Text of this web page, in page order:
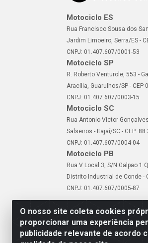
O nosso site coleta cookies
proporcionar uma experiência
publicidade relevante de acordo
Motociclo ES
Rua Francisco Sousa dos
Jardim Limoeiro, Serra/ES -
CNPJ: 01.407.607/0001-53
Motociclo SP
R. Roberto Venturole, 553 -
Aracília, Guarulhos/SP - CEP
CNPJ: 01.407.607/0003-15
Motociclo SC
Rua Antonio Victor
Salseiros - Itajaí/SC - CEP:
CNPJ: 01.407.607/0004-04
Motociclo PB
Rua V Local 3, S/N Galpao 1
Distrito Industrial de Conde -
CNPJ: 01.407.607/0005-87